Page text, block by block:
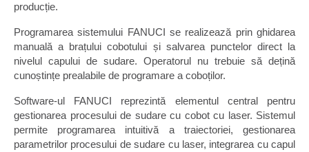
producție.
Programarea sistemului FANUCI se realizează prin ghidarea
manuală a brațului cobotului și salvarea punctelor direct la
nivelul capului de sudare. Operatorul nu trebuie să dețină
cunoștințe prealabile de programare a coboților.
Software-ul FANUCI reprezintă elementul central pentru
gestionarea procesului de sudare cu cobot cu laser. Sistemul
permite programarea intuitivă a traiectoriei, gestionarea
parametrilor procesului de sudare cu laser, integrarea cu capul